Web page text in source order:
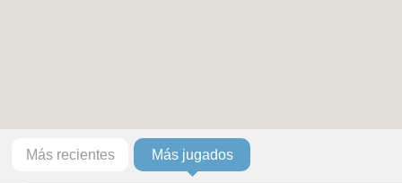
Más recientes Más jugados